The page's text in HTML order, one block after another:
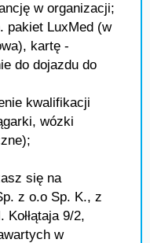
w organizacji;
pakiet LuxMed (w
kartę -
do dojazdu do
kwalifikacji
wózki
się na
z o.o Sp. K., z
9/2,
w